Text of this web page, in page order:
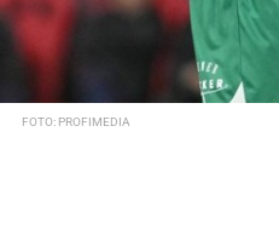
FOTO: PROFIMEDIA